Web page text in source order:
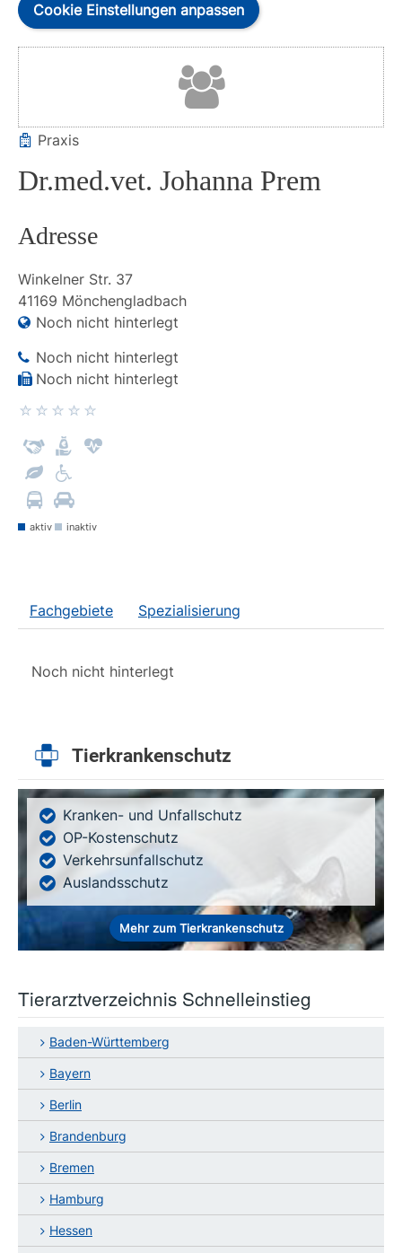
Cookie Einstellungen anpassen
Praxis
Dr.med.vet. Johanna Prem
Adresse
Winkelner Str. 37
41169 Mönchengladbach
Noch nicht hinterlegt
Noch nicht hinterlegt
Noch nicht hinterlegt
aktiv inaktiv
Fachgebiete Spezialisierung
Noch nicht hinterlegt
Tierkrankenschutz
Kranken- und Unfallschutz
OP-Kostenschutz
Verkehrsunfallschutz
Auslandsschutz
Mehr zum Tierkrankenschutz
Tierarztverzeichnis Schnelleinstieg
Baden-Württemberg
Bayern
Berlin
Brandenburg
Bremen
Hamburg
Hessen